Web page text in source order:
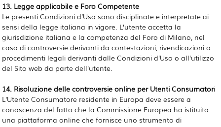
13. Legge applicabile e Foro Competente
Le presenti Condizioni d’Uso sono disciplinate e interpretate ai
sensi della legge italiana in vigore. L’utente accetta la
giurisdizione italiana e la competenza del Foro di Milano, nel
caso di controversie derivanti da contestazioni, rivendicazioni o
procedimenti legali derivanti dalle Condizioni d’Uso o all’utilizzo
del Sito web da parte dell’utente.
14. Risoluzione delle controversie online per Utenti Consumatori
L’Utente Consumatore residente in Europa deve essere a
conoscenza del fatto che la Commissione Europea ha istituito
una piattaforma online che fornisce uno strumento di